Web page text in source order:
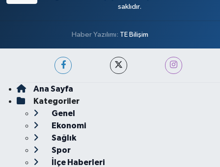
saklıdır.
Haber Yazılımı: TE Bilişim
Ana Sayfa
Kategoriler
Genel
Ekonomi
Sağlık
Spor
İlçe Haberleri